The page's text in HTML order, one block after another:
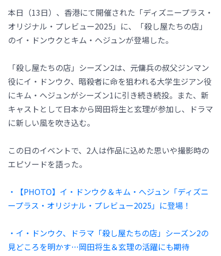
本日（13日）、香港にて開催された「ディズニープラス・
オリジナル・プレビュー2025」に、「殺し屋たちの店」
のイ・ドンウクとキム・ヘジュンが登場した。
「殺し屋たちの店」シーズン2は、元傭兵の叔父ジンマン
役にイ・ドンウク、暗殺者に命を狙われる大学生ジアン役
にキム・ヘジュンがシーズン1に引き続き続投。また、新
キャストとして日本から岡田将生と玄理が参加し、ドラマ
に新しい風を吹き込む。
この日のイベントで、2人は作品に込めた思いや撮影時の
エピソードを語った。
・【PHOTO】イ・ドンウク＆キム・へジュン「ディズニ
ープラス・オリジナル・プレビュー2025」に登場！
・イ・ドンウク、ドラマ「殺し屋たちの店」シーズン2の
見どころを明かす…岡田将生＆玄理の活躍にも期待